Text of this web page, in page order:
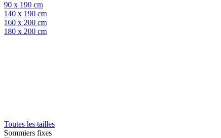
90 x 190 cm
140 x 190 cm
160 x 200 cm
180 x 200 cm
Toutes les tailles
Sommiers fixes